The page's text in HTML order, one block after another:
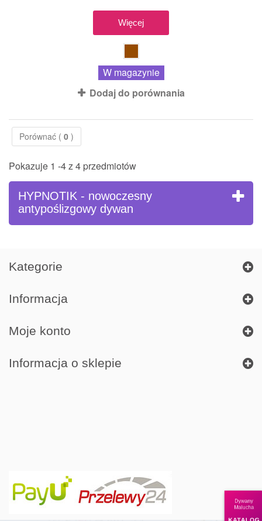
Więcej
W magazynie
Dodaj do porównania
Porównać ( 0 )
Pokazuje 1 -4 z 4 przedmiotów
HYPNOTIK - nowoczesny
antypoślizgowy dywan
Kategorie
Informacja
Moje konto
Informacja o sklepie
Dywany
Malucha